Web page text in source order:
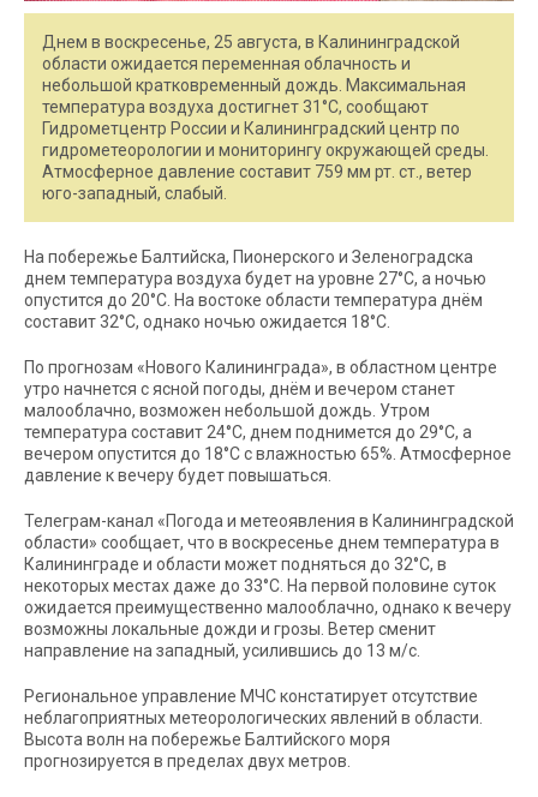
Днем в воскресенье, 25 августа, в Калининградской
области ожидается переменная облачность и
небольшой кратковременный дождь. Максимальная
температура воздуха достигнет 31°C, сообщают
Гидрометцентр России и Калининградский центр по
гидрометеорологии и мониторингу окружающей среды.
Атмосферное давление составит 759 мм рт. ст., ветер
юго-западный, слабый.
На побережье Балтийска, Пионерского и Зеленоградска
днем температура воздуха будет на уровне 27°C, а ночью
опустится до 20°C. На востоке области температура днём
составит 32°C, однако ночью ожидается 18°C.
По прогнозам «Нового Калининграда», в областном центре
утро начнется с ясной погоды, днём и вечером станет
малооблачно, возможен небольшой дождь. Утром
температура составит 24°C, днем поднимется до 29°C, а
вечером опустится до 18°C с влажностью 65%. Атмосферное
давление к вечеру будет повышаться.
Телеграм-канал «Погода и метеоявления в Калининградской
области» сообщает, что в воскресенье днем температура в
Калининграде и области может подняться до 32°C, в
некоторых местах даже до 33°C. На первой половине суток
ожидается преимущественно малооблачно, однако к вечеру
возможны локальные дожди и грозы. Ветер сменит
направление на западный, усилившись до 13 м/с.
Региональное управление МЧС констатирует отсутствие
неблагоприятных метеорологических явлений в области.
Высота волн на побережье Балтийского моря
прогнозируется в пределах двух метров.